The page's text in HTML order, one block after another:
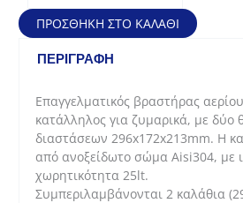
1485,00€.είναι:
1128,00€.
Ζυμαρικών
Αερίου
PCG40G
ΠΡΟΣΘΉΚΗ ΣΤΟ ΚΑΛΆΘΙ
ΠΕΡΙΓΡΑΦΉ
Επαγγελματικός βραστήρας
κατάλληλος για ζυμαρικά, με δύο
διαστάσεων 296x172x213mm. Η
από ανοξείδωτο σώμα Aisi304, με
χωρητικότητα 25lt.
Συμπεριλαμβάνονται 2 καλάθια